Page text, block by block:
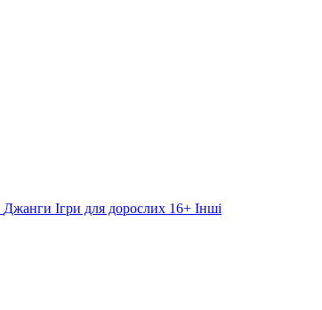
Джанги Ігри для дорослих 16+ Інші